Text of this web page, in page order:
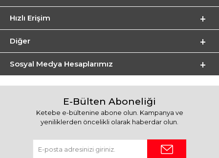
Hızlı Erişim
Diğer
Sosyal Medya Hesaplarımız
E-Bülten Aboneliği
Ketebe e-bültenine abone olun. Kampanya ve
yeniliklerden öncelikli olarak haberdar olun.